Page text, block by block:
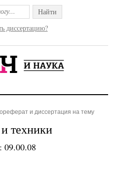
Найти
диссертацию?
и диссертация на тему
техники